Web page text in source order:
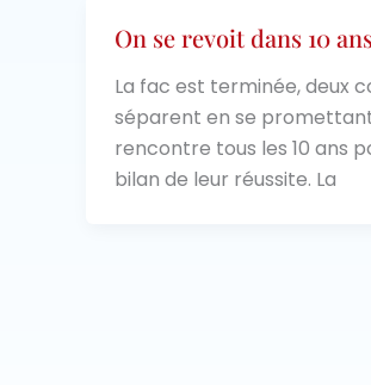
On se revoit dans 10
La fac est terminée, deux
séparent en se
rencontre tous les 10 ans
bilan de leur réussite. La